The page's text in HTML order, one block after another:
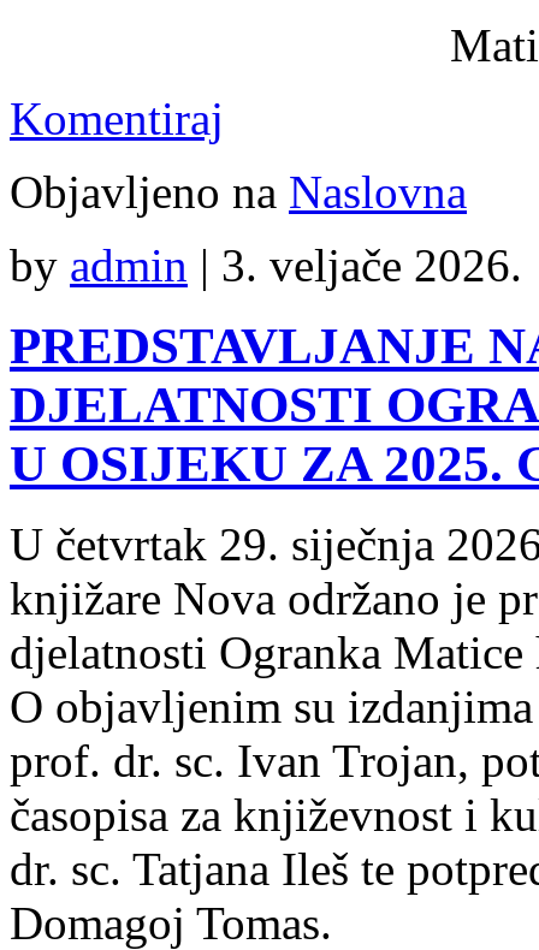
Komentiraj
Objavljeno na Naslovna
by admin | 3. veljače 2026.
PREDSTAVLJANJE
DJELATNOSTI
U OSIJEKU ZA 2025.
U četvrtak 29. siječnja
knjižare Nova održano je
djelatnosti Ogranka
O objavljenim su
prof. dr. sc. Ivan Trojan,
časopisa za književnost i
dr. sc. Tatjana Ileš te
Domagoj Tomas.